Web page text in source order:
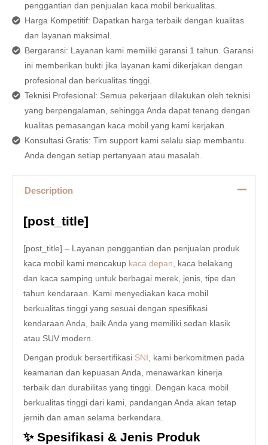
penggantian dan penjualan kaca mobil berkualitas.
Harga Kompetitif: Dapatkan harga terbaik dengan kualitas
dan layanan maksimal.
Bergaransi: Layanan kami memiliki garansi 1 tahun. Garansi
ini memberikan bukti jika layanan kami dikerjakan dengan
profesional dan berkualitas tinggi.
Teknisi Profesional: Semua pekerjaan dilakukan oleh teknisi
yang berpengalaman, sehingga Anda dapat tenang dengan
kualitas pemasangan kaca mobil yang kami kerjakan.
Konsultasi Gratis: Tim support kami selalu siap membantu
Anda dengan setiap pertanyaan atau masalah.
Description
[post_title]
[post_title] – Layanan penggantian dan penjualan produk
kaca mobil kami mencakup kaca depan , kaca belakang
dan kaca samping untuk berbagai merek, jenis, tipe dan
tahun kendaraan. Kami menyediakan kaca mobil
berkualitas tinggi yang sesuai dengan spesifikasi
kendaraan Anda, baik Anda yang memiliki sedan klasik
atau SUV modern.
Dengan produk bersertifikasi SNI
, kami berkomitmen pada
keamanan dan kepuasan Anda, menawarkan kinerja
terbaik dan durabilitas yang tinggi. Dengan kaca mobil
berkualitas tinggi dari kami, pandangan Anda akan tetap
jernih dan aman selama berkendara.
✨ Spesifikasi & Jenis Produk